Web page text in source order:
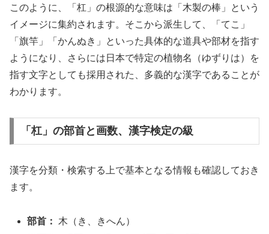
このように、「杠」の根源的な意味は「木製の棒」という
イメージに集約されます。そこから派生して、「てこ」
「旗竿」「かんぬき」といった具体的な道具や部材を指す
ようになり、さらには日本で特定の植物名（ゆずりは）を
指す文字としても採用された、多義的な漢字であることが
わかります。
「杠」の部首と画数、漢字検定の級
漢字を分類・検索する上で基本となる情報も確認しておき
ます。
部首：
木（き、きへん）